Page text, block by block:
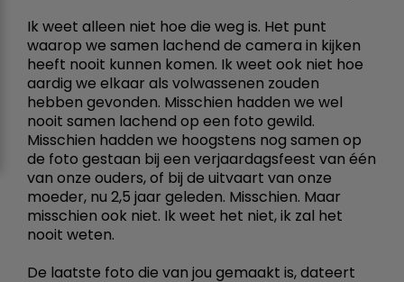
Ik weet alleen niet hoe die weg is. Het punt
waarop we samen lachend de camera in kijken
heeft nooit kunnen komen. Ik weet ook niet hoe
aardig we elkaar als volwassenen zouden
hebben gevonden. Misschien hadden we wel
nooit samen lachend op een foto gewild.
Misschien hadden we hoogstens nog samen op
de foto gestaan bij een verjaardagsfeest van één
van onze ouders, of bij de uitvaart van onze
moeder, nu 2,5 jaar geleden. Misschien. Maar
misschien ook niet. Ik weet het niet, ik zal het
nooit weten.
De laatste foto die van jou gemaakt is, dateert